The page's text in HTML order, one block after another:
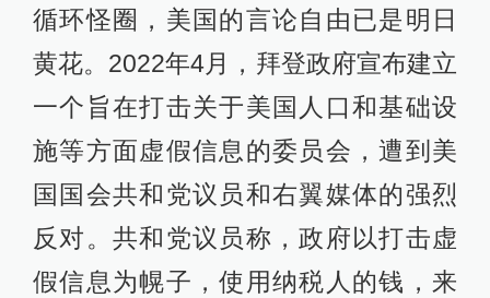
循环怪圈，美国的言论自由已是明日
黄花。2022年4月，拜登政府宣布建立
一个旨在打击关于美国人口和基础设
施等方面虚假信息的委员会，遭到美
国国会共和党议员和右翼媒体的强烈
反对。共和党议员称，政府以打击虚
假信息为幌子，使用纳税人的钱，来